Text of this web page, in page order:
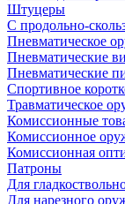
Штуцеры
С продольно-
Пневматическое
Пневматические
Пневматические
Спортивное
Травматическое
Комиссионные
Комиссионное
Комиссионная
Патроны
Для
Для нарезного